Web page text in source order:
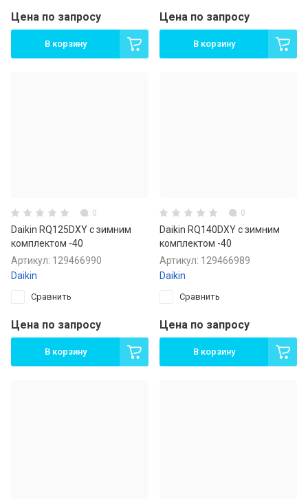
Цена по запросу
В корзину
Цена по запросу
В корзину
0
Daikin RQ125DXY с зимним
комплектом -40
Артикул: 129466990
Daikin
Сравнить
Цена по запросу
В корзину
0
Daikin RQ140DXY с зимним
комплектом -40
Артикул: 129466989
Daikin
Сравнить
Цена по запросу
В корзину